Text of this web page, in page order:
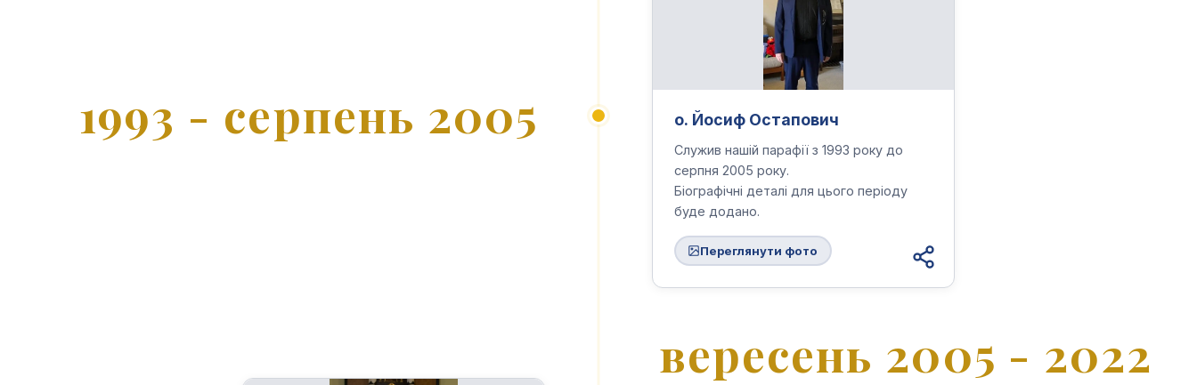
1993 - серпень 2005 о. Йосиф Остапович
Служив нашій парафії з 1993 року до
серпня 2005 року.
Біографічні деталі для цього періоду
буде додано.
Переглянути фото
вересень 2005 - 2022